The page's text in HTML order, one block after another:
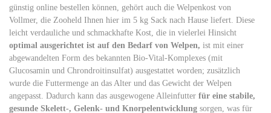
günstig online bestellen können, gehört auch die Welpenkost von
Vollmer, die Zooheld Ihnen hier im 5 kg Sack nach Hause liefert. Diese
leicht verdauliche und schmackhafte Kost, die in vielerlei Hinsicht
optimal ausgerichtet ist auf den Bedarf von Welpen, ist mit einer
abgewandelten Form des bekannten Bio-Vital-Komplexes (mit
Glucosamin und Chrondroitinsulfat) ausgestattet worden; zusätzlich
wurde die Futtermenge an das Alter und das Gewicht der Welpen
angepasst. Dadurch kann das ausgewogene Alleinfutter für eine stabile,
gesunde Skelett-, Gelenk- und Knorpelentwicklung sorgen, was für